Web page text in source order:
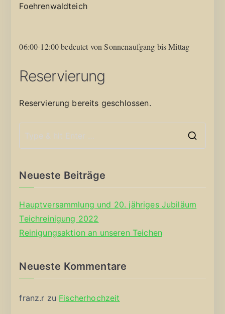
Foehrenwaldteich
06:00-12:00 bedeutet von Sonnenaufgang bis Mittag
Reservierung
Reservierung bereits geschlossen.
Neueste Beiträge
Hauptversammlung und 20. jähriges Jubiläum
Teichreinigung 2022
Reinigungsaktion an unseren Teichen
Neueste Kommentare
franz.r zu Fischerhochzeit